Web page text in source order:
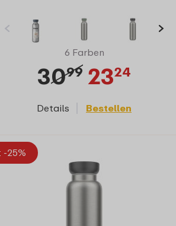
6 Farben
3099 2324
Details Bestellen
25%